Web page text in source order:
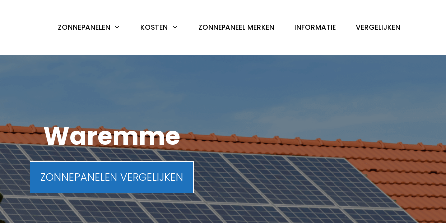
ZONNEPANELEN KOSTEN ZONNEPANEEL MERKEN INFORMATIE VERGELIJKEN
Waremme
ZONNEPANELEN VERGELIJKEN